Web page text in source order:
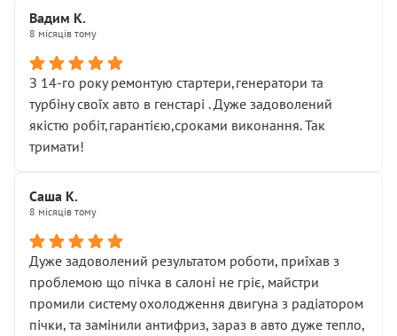
Вадим К.
8 місяців тому
З 14-го року ремонтую стартери,генератори та
турбіну своїх авто в генстарі . Дуже задоволений
якістю робіт,гарантією,сроками виконання. Так
тримати!
Саша К.
8 місяців тому
Дуже задоволений результатом роботи, приїхав з
проблемою що пічка в салоні не гріє, майстри
промили систему охолодження двигуна з радіатором
пічки, та замінили антифриз, зараз в авто дуже тепло,